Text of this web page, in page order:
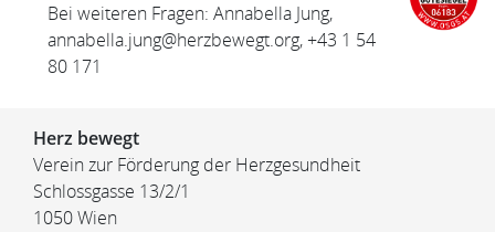
Bei weiteren Fragen: Annabella Jung,
annabella.jung@herzbewegt.org, +43 1 54
80 171
Herz bewegt
Verein zur Förderung der Herzgesundheit
Schlossgasse 13/2/1
1050 Wien